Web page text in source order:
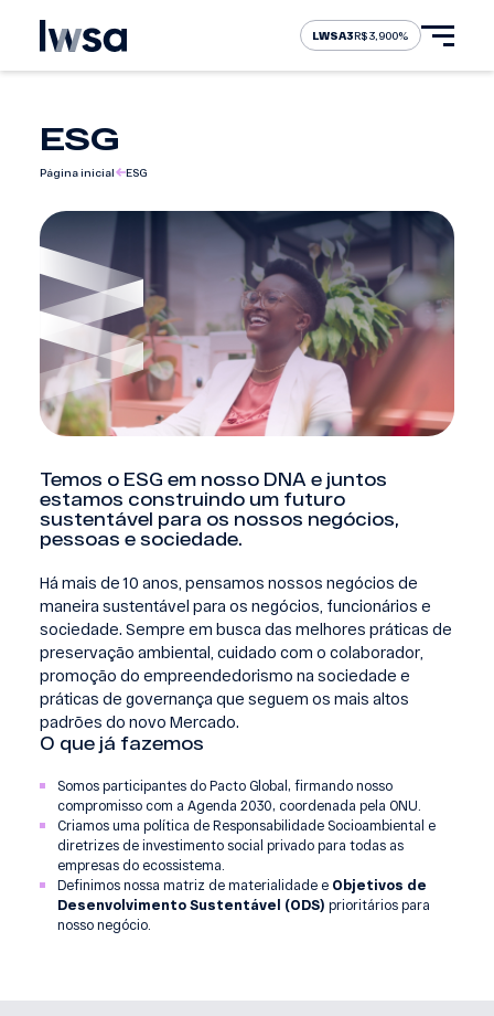
Sobre nós
Nossas marcas
Carreiras
Investidores
LWSA3R$ 3,900%
ESG
Página inicial ESG
Temos o ESG em nosso DNA e juntos
estamos construindo um futuro
sustentável para os nossos negócios,
pessoas e sociedade.
Há mais de 10 anos, pensamos nossos negócios de
maneira sustentável para os negócios, funcionários e
sociedade. Sempre em busca das melhores práticas de
preservação ambiental, cuidado com o colaborador,
promoção do empreendedorismo na sociedade e
práticas de governança que seguem os mais altos
padrões do novo Mercado.
O que já fazemos
Somos participantes do Pacto Global, firmando nosso
compromisso com a Agenda 2030, coordenada pela ONU.
Criamos uma política de Responsabilidade Socioambiental e
diretrizes de investimento social privado para todas as
empresas do ecossistema.
Definimos nossa matriz de materialidade e Objetivos de
Desenvolvimento Sustentável (ODS) prioritários para
nosso negócio.